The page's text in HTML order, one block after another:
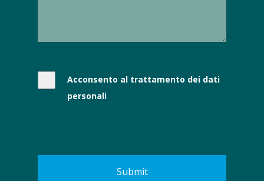
Acconsento al trattamento dei dati
personali
Submit